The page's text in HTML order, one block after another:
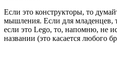
Если это конструкторы, то
мышления. Если для младенцев,
если это Lego, то, напомню, не
названии (это касается любого